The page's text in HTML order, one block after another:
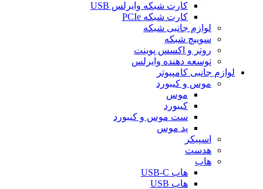
کارت شبکه وایرلس USB
کارت شبکه PCIe
لوازم جانبی شبکه
سوییچ شبکه
روتر و اکسس پوینت
توسعه دهنده وایرلس
لوازم جانبی کامپیوتر
موس و کیبورد
موس
کیبورد
ست موس و کیبورد
پد موس
اسپیکر
هدست
هاب
هاب USB-C
هاب USB